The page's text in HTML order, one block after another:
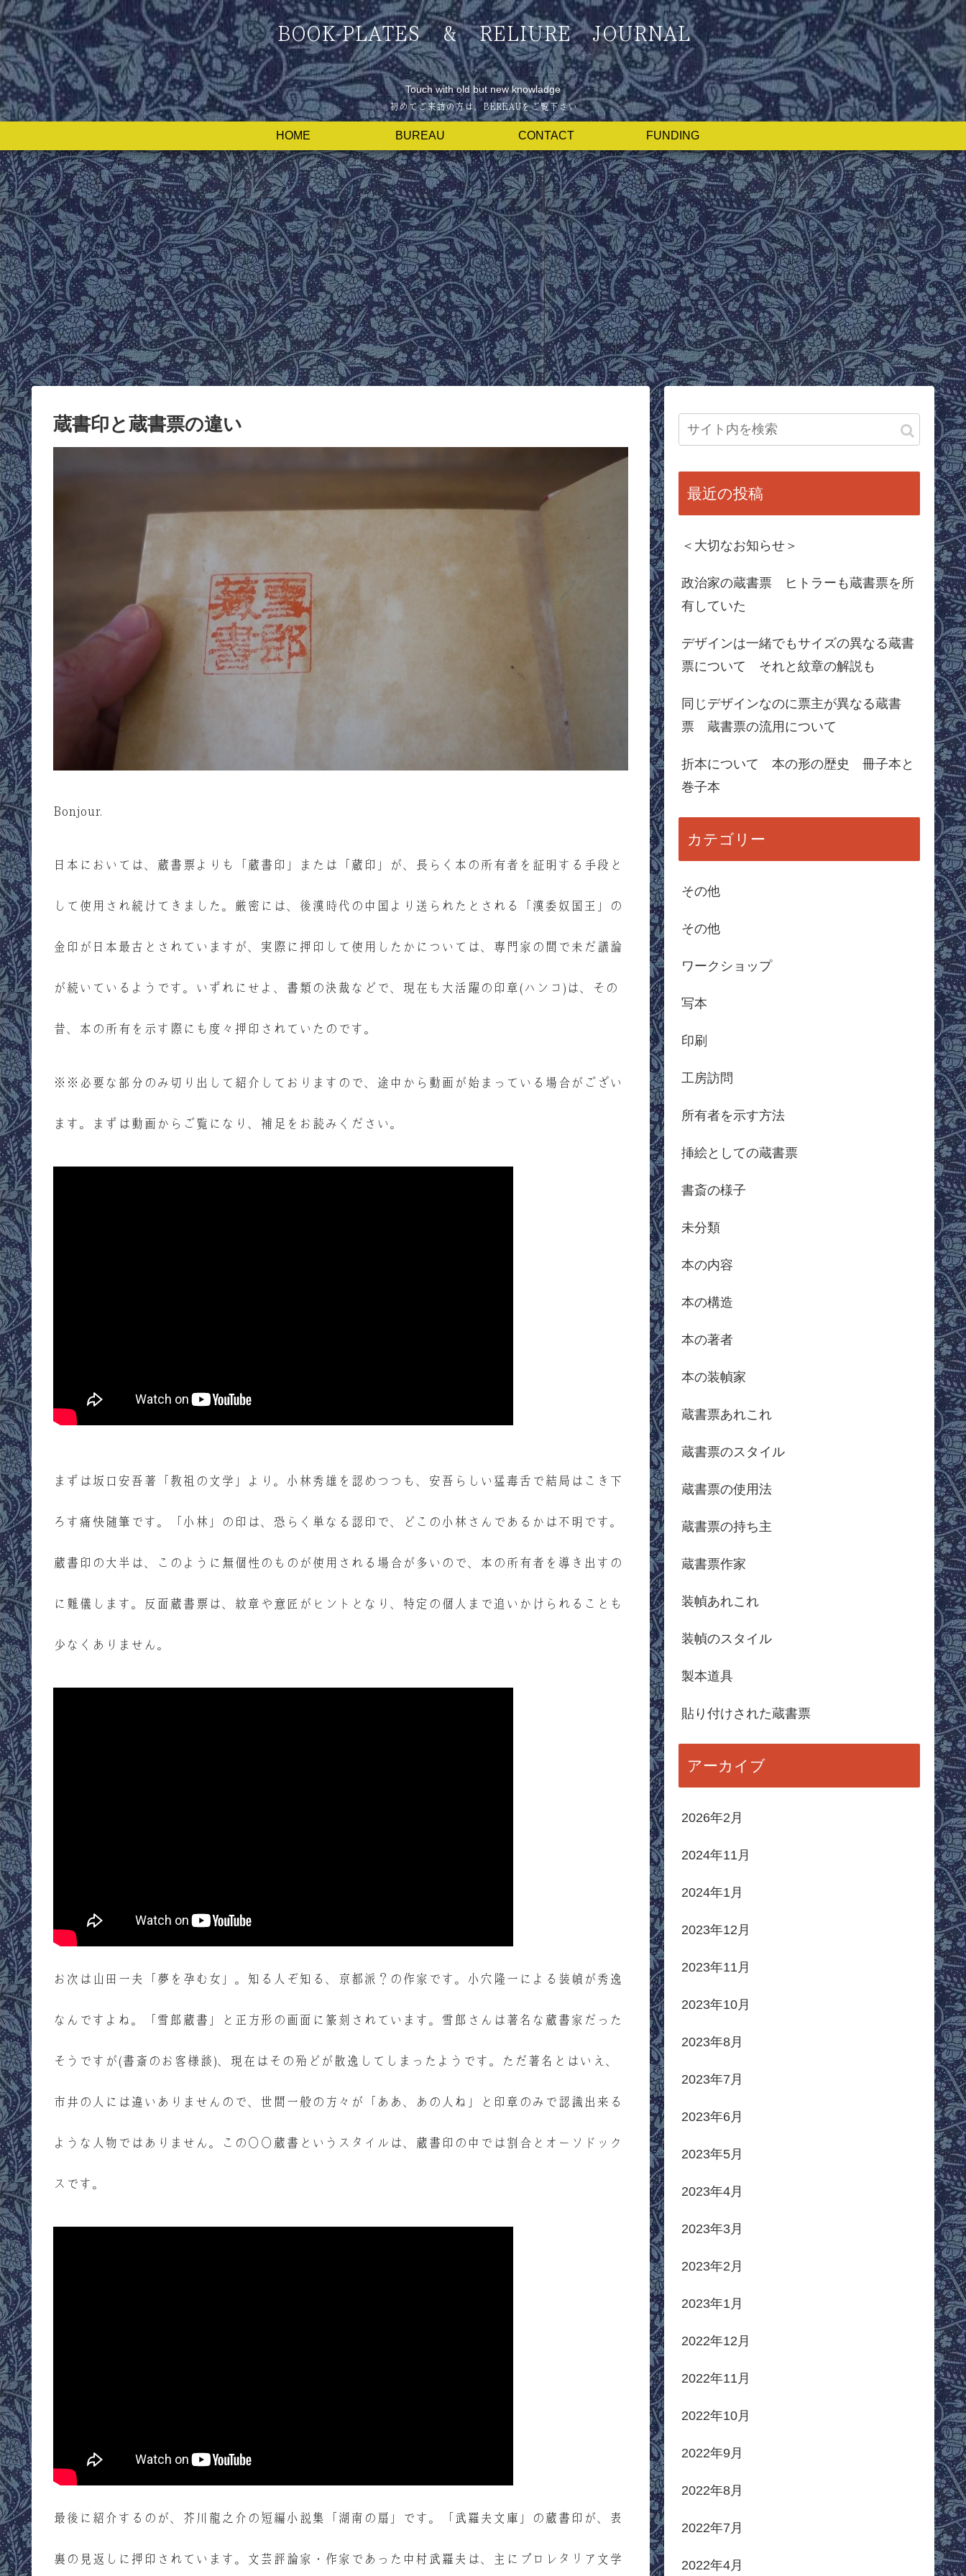
BOOK-PLATES & RELIURE JOURNAL
Touch with old but new knowladge
HOME BUREAU CONTACT FUNDING
蔵書印と蔵書票の違い
Bonjour.
日本においては、蔵書票よりも「蔵書印」または「蔵印」が、長らく本の所有者を証明する手段と
して使用され続けてきました。厳密には、後漢時代の中国より送られたとされる「漢委奴国王」の
金印が日本最古とされていますが、実際に押印して使用したかについては、専門家の間で未だ議論
が続いているようです。いずれにせよ、書類の決裁などで、現在も大活躍の印章(ハンコ)は、その
昔、本の所有を示す際にも度々押印されていたのです。
※※必要な部分のみ切り出して紹介しておりますので、途中から動画が始まっている場合がござい
ます。まずは動画からご覧になり、補足をお読みください。
まずは坂口安吾著「教祖の文学」より。小林秀雄を認めつつも、安吾らしい猛毒舌で結局はこき下
ろす痛快随筆です。「小林」の印は、恐らく単なる認印で、どこの小林さんであるかは不明です。
蔵書印の大半は、このように無個性のものが使用される場合が多いので、本の所有者を導き出すの
に難儀します。反面蔵書票は、紋章や意匠がヒントとなり、特定の個人まで追いかけられることも
少なくありません。
お次は山田一夫「夢を孕む女」。知る人ぞ知る、京都派？の作家です。小穴隆一による装幀が秀逸
なんですよね。「雪郎蔵書」と正方形の画面に篆刻されています。雪郎さんは著名な蔵書家だった
そうですが(書斎のお客様談)、現在はその殆どが散逸してしまったようです。ただ著名とはいえ、
市井の人には違いありませんので、世間一般の方々が「ああ、あの人ね」と印章のみで認識出来る
ような人物ではありません。この○○蔵書というスタイルは、蔵書印の中では割合とオーソドック
スです。
最後に紹介するのが、芥川龍之介の短編小説集「湖南の扇」です。「武羅夫文庫」の蔵書印が、表
裏の見返しに押印されています。文芸評論家・作家であった中村武羅夫は、主にプロレタリア文学
最近の投稿
＜大切なお知らせ＞
政治家の蔵書票 ヒトラーも蔵書票を所
有していた
デザインは一緒でもサイズの異なる蔵書
票について それと紋章の解説も
同じデザインなのに票主が異なる蔵書
票 蔵書票の流用について
折本について 本の形の歴史 冊子本と
巻子本
カテゴリー
その他
その他
ワークショップ
写本
印刷
工房訪問
所有者を示す方法
挿絵としての蔵書票
書斎の様子
未分類
本の内容
本の構造
本の著者
本の装幀家
蔵書票あれこれ
蔵書票のスタイル
蔵書票の使用法
蔵書票の持ち主
蔵書票作家
装幀あれこれ
装幀のスタイル
製本道具
貼り付けされた蔵書票
アーカイブ
2026年2月
2024年11月
2024年1月
2023年12月
2023年11月
2023年10月
2023年8月
2023年7月
2023年6月
2023年5月
2023年4月
2023年3月
2023年2月
2023年1月
2022年12月
2022年11月
2022年10月
2022年9月
2022年8月
2022年7月
2022年4月